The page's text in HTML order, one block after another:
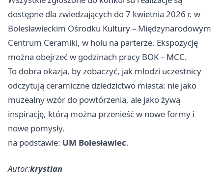
dostępne dla zwiedzających do 7 kwietnia 2026 r. w
Bolesławieckim Ośrodku Kultury – Międzynarodowym
Centrum Ceramiki, w holu na parterze. Ekspozycję
można obejrzeć w godzinach pracy BOK – MCC.
To dobra okazja, by zobaczyć, jak młodzi uczestnicy
odczytują ceramiczne dziedzictwo miasta: nie jako
muzealny wzór do powtórzenia, ale jako żywą
inspirację, którą można przenieść w nowe formy i
nowe pomysły.
na podstawie: UM Bolesławiec.
Autor:krystian